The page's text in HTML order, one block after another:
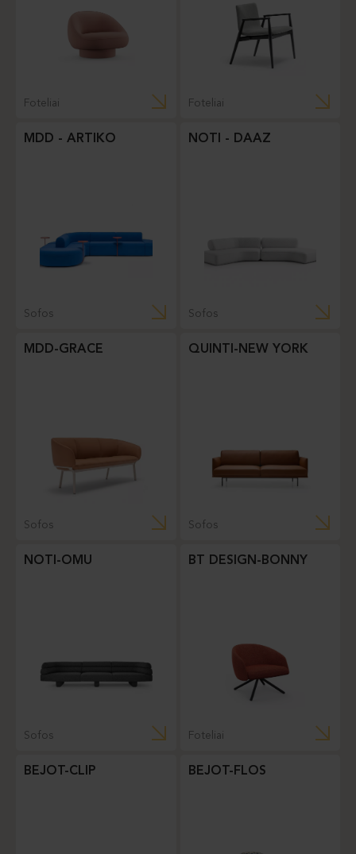
Foteliai Foteliai
MDD - ARTIKO
Sofos
NOTI - DAAZ
Sofos
MDD-GRACE
Sofos
QUINTI-NEW YORK
Sofos
NOTI-OMU
Sofos
BT DESIGN-BONNY
Foteliai
BEJOT-CLIP BEJOT-FLOS